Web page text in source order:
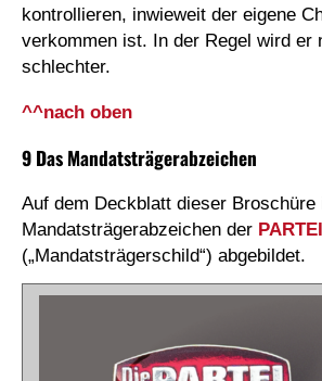
kontrollieren, inwieweit der eigene
verkommen ist. In der Regel wird er
schlechter.
^^nach oben
9 Das Mandatsträgerabzeichen
Auf dem Deckblatt dieser
Mandatsträgerabzeichen der PARTEI
(„Mandatsträgerschild“) abgebildet.